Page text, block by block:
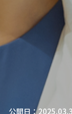
公開日：